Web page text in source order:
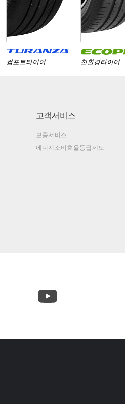
컴포트타이어 친환경타이어
고객서비스
보증서비스
에너지소비효율등급제도